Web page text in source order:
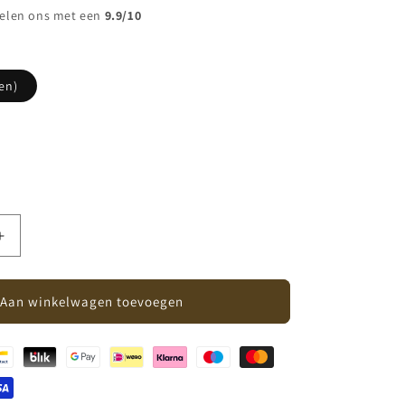
ons met een 9.9/10
Aantal
Riffle
Aan winkelwagen toevoegen